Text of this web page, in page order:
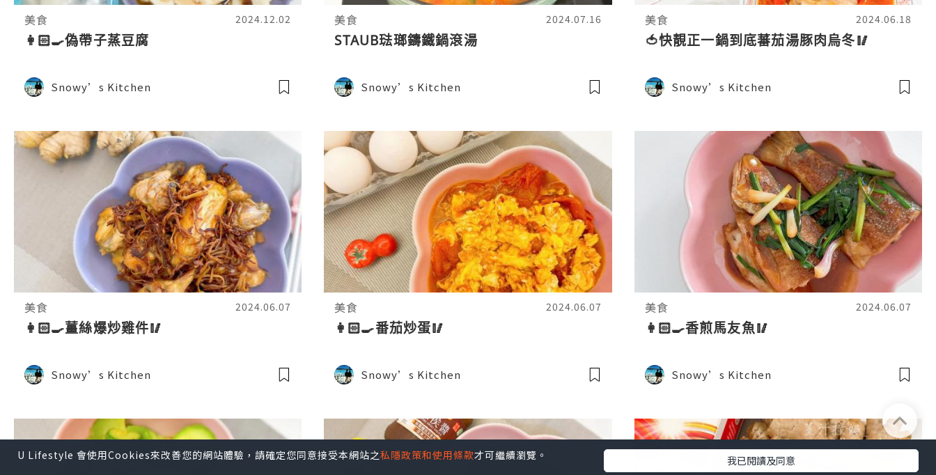
美食 2024.12.02
👩🏻‍🍳偽帶子蒸豆腐
Snowy’s Kitchen
美食 2024.07.16
STAUB琺瑯鑄鐵鍋滾湯
Snowy’s Kitchen
美食 2024.06.18
🍅快靚正一鍋到底蕃茄湯豚肉烏冬🥢
Snowy’s Kitchen
美食 2024.06.07
👩🏻‍🍳薑絲爆炒雞件🥢
Snowy’s Kitchen
美食 2024.06.07
👩🏻‍🍳番茄炒蛋🥢
Snowy’s Kitchen
美食 2024.06.07
👩🏻‍🍳香煎馬友魚🥢
Snowy’s Kitchen
U Lifestyle 會使用Cookies來改善您的網站體驗，請確定您同意接受本網站之私隱政策和使用條款才可繼續瀏覽。 我已閱讀及同意